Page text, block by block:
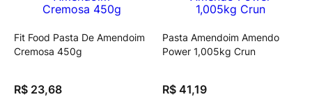
Fit Food Pasta De Amendoim
Cremosa 450g
R$ 23,68
Pasta Amendoim Amendo
Power 1,005kg Crun
R$ 41,19